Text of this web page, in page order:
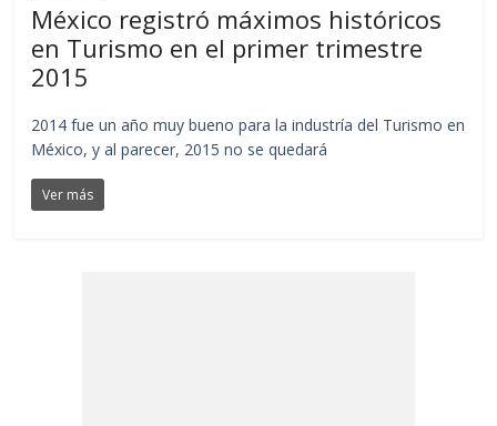
México registró máximos históricos
en Turismo en el primer trimestre
2015
2014 fue un año muy bueno para la industría del Turismo en
México, y al parecer, 2015 no se quedará
Ver más